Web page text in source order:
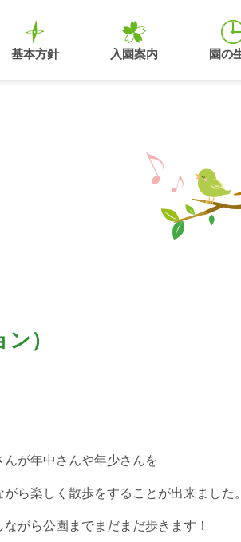
基本方針 入園案内 園の
）
が年中さんや年少さんを
ら楽しく散歩をすることが出来ました
がら公園までまだまだ歩きます！